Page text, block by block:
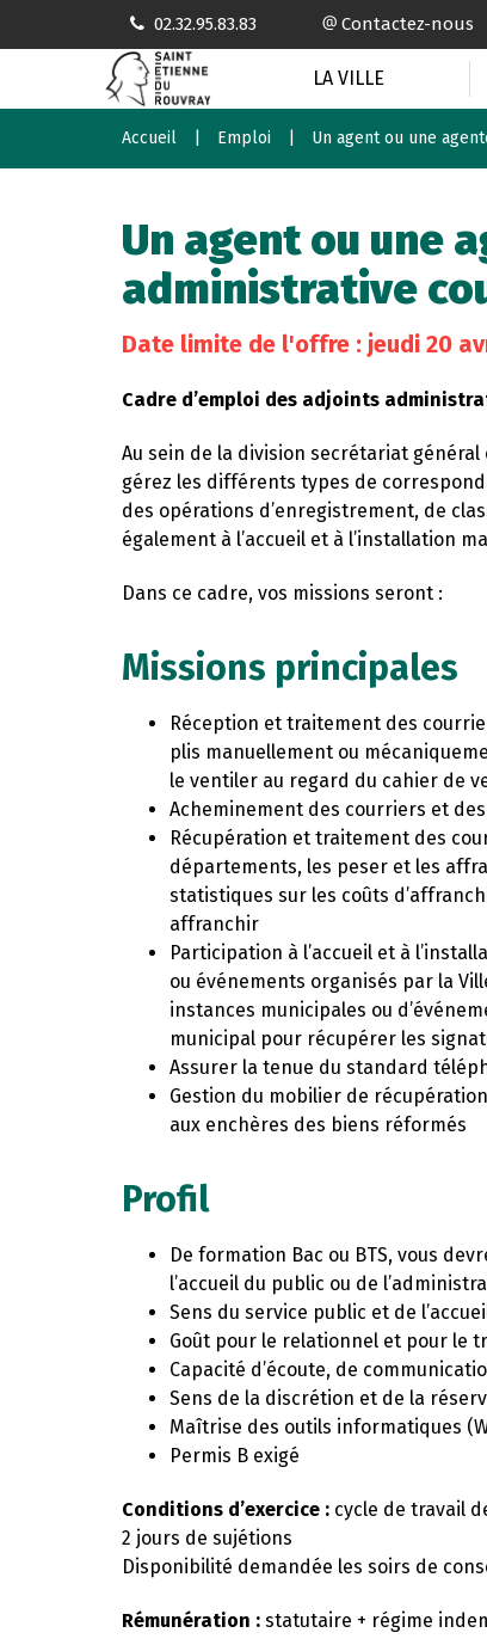
02.32.95.83.83 Contactez-nous
LA VILLE
Accueil Emploi Un agent ou une
Un agent ou une
administrative
Date limite de l'offre : jeudi 20
Cadre d’emploi des adjoints
Au sein de la division secrétariat
gérez les différents types de
des opérations d’enregistrement, de
également à l’accueil et à l’installation
Dans ce cadre, vos missions seront :
Missions principales
Réception et traitement des
plis manuellement ou
le ventiler au regard du cahier de
Acheminement des courriers et
Récupération et traitement des
départements, les peser et les
statistiques sur les coûts
affranchir
Participation à l’accueil et à
ou événements organisés par la
instances municipales ou
municipal pour récupérer les
Assurer la tenue du standard
Gestion du mobilier de
aux enchères des biens réformés
Profil
De formation Bac ou BTS, vous
l’accueil du public ou de
Sens du service public et de
Goût pour le relationnel et pour le
Capacité d’écoute, de
Sens de la discrétion et de la
Maîtrise des outils informatiques
Permis B exigé
Conditions d’exercice : cycle de travail
2 jours de sujétions
Disponibilité demandée les soirs de
Rémunération : statutaire + régime